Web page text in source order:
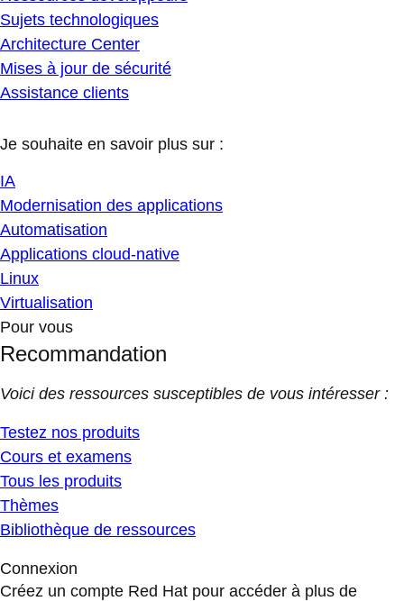
Sujets technologiques
Architecture Center
Mises à jour de sécurité
Assistance clients
Je souhaite en savoir plus sur :
IA
Modernisation des applications
Automatisation
Applications cloud-native
Linux
Virtualisation
Pour vous
Recommandation
Voici des ressources susceptibles de vous intéresser :
Testez nos produits
Cours et examens
Tous les produits
Thèmes
Bibliothèque de ressources
Connexion
Créez un compte Red Hat pour accéder à plus de